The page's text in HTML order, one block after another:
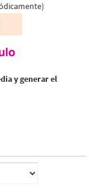
y generar el